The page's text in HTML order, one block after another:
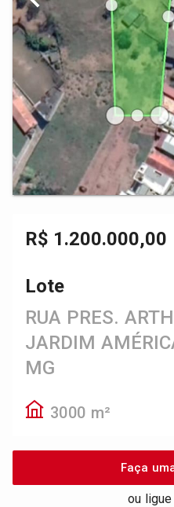
R$ 1.200.000,00
Lote
RUA PRES.
JARDIM
MG
3000 m²
Faça
ou